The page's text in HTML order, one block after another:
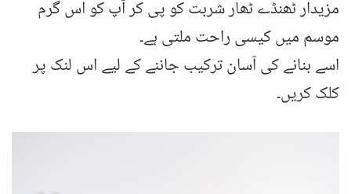
مزیدار ٹھنڈے ٹھار شربت کو پی کر آپ کو اس گرم
موسم میں کیسی راحت ملتی ہے۔
اسے بنانے کی آسان ترکیب جاننے کے لیے اس لنک پر
کلک کریں۔